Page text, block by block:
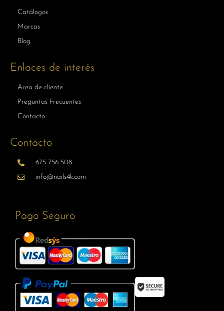
Catálogos
Marcas
Blog
Enlaces de interés
Area de cliente
Preguntas Frecuentes
Contacto
Contacto
675 756 508
info@nails4k.com
Pago Seguro